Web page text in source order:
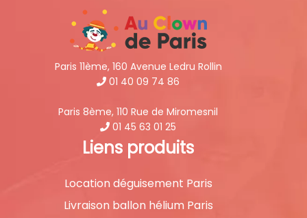
Paris 11ème, 160 Avenue Ledru Rollin
01 40 09 74 86
Paris 8ème, 110 Rue de Miromesnil
01 45 63 01 25
Liens produits
Location déguisement Paris
Livraison ballon hélium Paris